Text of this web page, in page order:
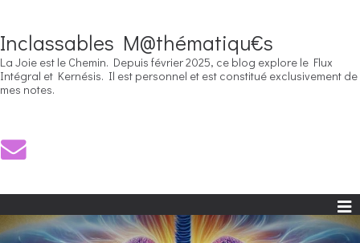
Inclassables M@thématiqu€s
La Joie est le Chemin. Depuis février 2025, ce blog explore le Flux
Intégral et Kernésis. Il est personnel et est constitué exclusivement de
mes notes.